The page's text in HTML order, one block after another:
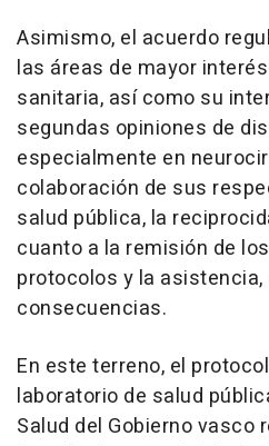
Asimismo, el acuerdo
las áreas de mayor
sanitaria, así como su
segundas opiniones de
especialmente en
colaboración de sus
salud pública, la
cuanto a la remisión de
protocolos y la
consecuencias.
En este terreno, el
laboratorio de salud
Salud del Gobierno vasco